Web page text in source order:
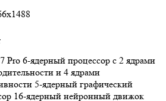
Pro 6-ядерный процессор с 2 ядрами
и 4 ядрами
5-ядерный графический
16-ядерный нейронный движок